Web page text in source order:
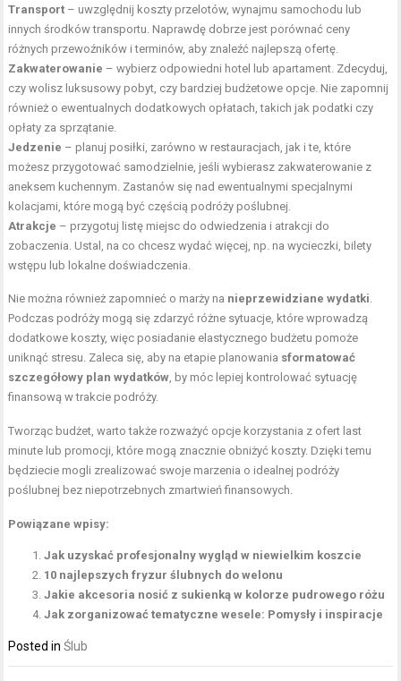
Transport – uwzględnij koszty przelotów, wynajmu samochodu lub
innych środków transportu. Naprawdę dobrze jest porównać ceny
różnych przewoźników i terminów, aby znaleźć najlepszą ofertę.
Zakwaterowanie – wybierz odpowiedni hotel lub apartament. Zdecyduj,
czy wolisz luksusowy pobyt, czy bardziej budżetowe opcje. Nie zapomnij
również o ewentualnych dodatkowych opłatach, takich jak podatki czy
opłaty za sprzątanie.
Jedzenie – planuj posiłki, zarówno w restauracjach, jak i te, które
możesz przygotować samodzielnie, jeśli wybierasz zakwaterowanie z
aneksem kuchennym. Zastanów się nad ewentualnymi specjalnymi
kolacjami, które mogą być częścią podróży poślubnej.
Atrakcje – przygotuj listę miejsc do odwiedzenia i atrakcji do
zobaczenia. Ustal, na co chcesz wydać więcej, np. na wycieczki, bilety
wstępu lub lokalne doświadczenia.
Nie można również zapomnieć o marży na nieprzewidziane wydatki
Podczas podróży mogą się zdarzyć różne sytuacje, które wprowadzą
dodatkowe koszty, więc posiadanie elastycznego budżetu pomoże
uniknąć stresu. Zaleca się, aby na etapie planowania sformatować
szczegółowy plan wydatków , by móc lepiej kontrolować sytuację
finansową w trakcie podróży.
Tworząc budżet, warto także rozważyć opcje korzystania z ofert last
minute lub promocji, które mogą znacznie obniżyć koszty. Dzięki temu
będziecie mogli zrealizować swoje marzenia o idealnej podróży
poślubnej bez niepotrzebnych zmartwień finansowych.
Powiązane wpisy:
Jak uzyskać profesjonalny wygląd w niewielkim koszcie
10 najlepszych fryzur ślubnych do welonu
Jakie akcesoria nosić z sukienką w kolorze pudrowego różu
Jak zorganizować tematyczne wesele: Pomysły i inspiracje
Posted inŚlub